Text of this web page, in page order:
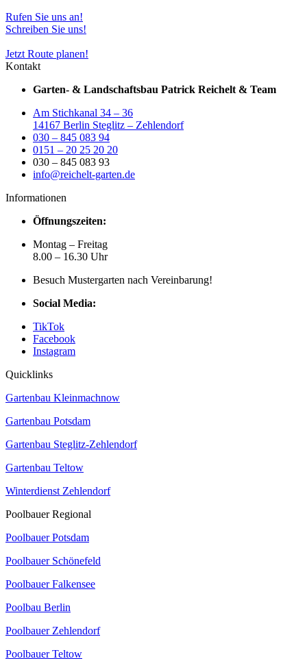
Rufen Sie uns an!
Schreiben Sie uns!
Jetzt Route planen!
Kontakt
Garten- & Landschaftsbau Patrick Reichelt & Team
Am Stichkanal 34 – 36
14167 Berlin Steglitz – Zehlendorf
030 – 845 083 94
0151 – 20 25 20 20
030 – 845 083 93
info@reichelt-garten.de
Informationen
Öffnungszeiten:
Montag – Freitag
8.00 – 16.30 Uhr
Besuch Mustergarten nach Vereinbarung!
Social Media:
TikTok
Facebook
Instagram
Quicklinks
Gartenbau Kleinmachnow
Gartenbau Potsdam
Gartenbau Steglitz-Zehlendorf
Gartenbau Teltow
Winterdienst Zehlendorf
Poolbauer Regional
Poolbauer Potsdam
Poolbauer Schönefeld
Poolbauer Falkensee
Poolbau Berlin
Poolbauer Zehlendorf
Poolbauer Teltow